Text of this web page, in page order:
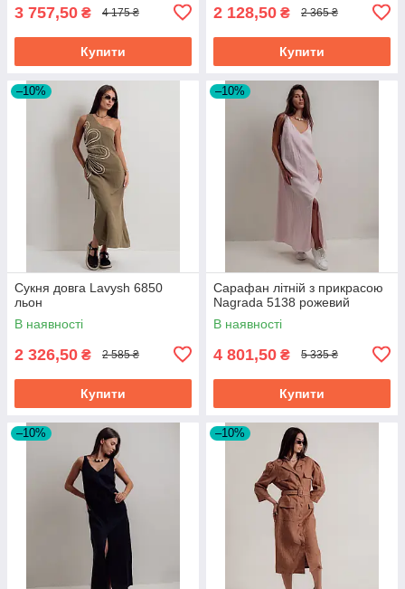
3 757,50 ₴ 4 175 ₴
Купити
2 128,50 ₴ 2 365 ₴
Купити
–10%
Сукня довга Lavysh 6850
льон
В наявності
2 326,50 ₴ 2 585 ₴
Купити
–10%
Сарафан літній з прикрасою
Nagrada 5138 рожевий
В наявності
4 801,50 ₴ 5 335 ₴
Купити
–10% –10%